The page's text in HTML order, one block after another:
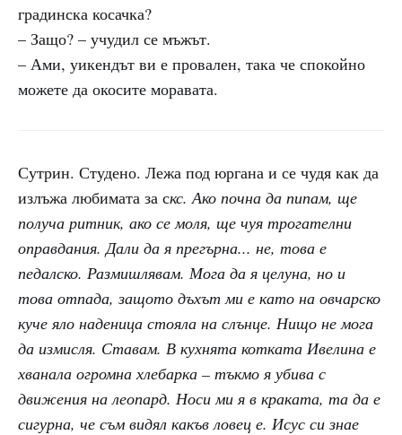
градинска косачка?
– Защо? – учудил се мъжът.
– Ами, уикендът ви е провален, така че спокойно
можете да окосите моравата.
Сутрин. Студено. Лежа под юргана и се чудя как да
излъжа любимата за скс. Ако почна да пипам, ще
получа ритник, ако се моля, ще чуя трогателни
оправдания. Дали да я прегърна... не, това е
педалско. Размишлявам. Мога да я целуна, но и
това отпада, защото дъхът ми е като на овчарско
куче яло наденица стояла на слънце. Нищо не мога
да измисля. Ставам. В кухнята котката Ивелина е
хванала огромна хлебарка – тъкмо я убива с
движения на леопард. Носи ми я в краката, та да е
сигурна, че съм видял какъв ловец е. Исус си знае